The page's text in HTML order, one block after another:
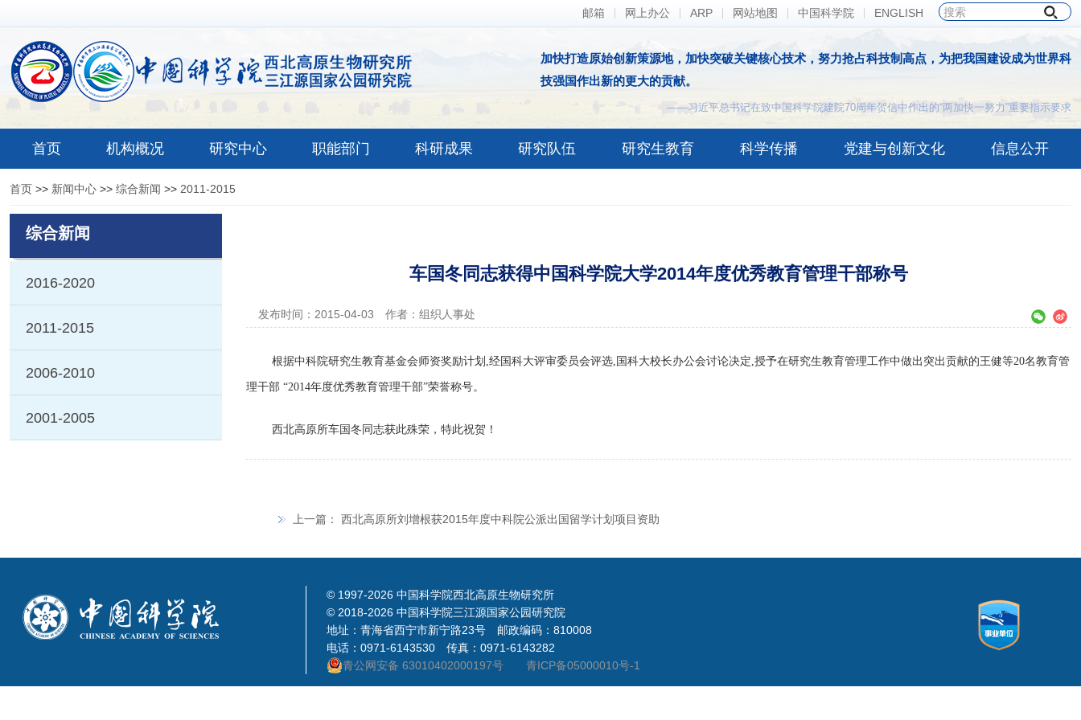
邮箱 网上办公 ARP 网站地图 中国科学院 ENGLISH
加快打造原始创新策源地，加快突破关键核心技术，努力抢占科技制高点，为把我国建设成为世界科
技强国作出新的更大的贡献。
——习近平总书记在致中国科学院建院70周年贺信中作出的“两加快一努力”重要指示要求
首页 机构概况 研究中心 职能部门 科研成果 研究队伍 研究生教育 科学传播 党建与创新文化 信息公开
首页 >> 新闻中心 >> 综合新闻 >> 2011-2015
综合新闻
2016-2020
2011-2015
2006-2010
2001-2005
车国冬同志获得中国科学院大学2014年度优秀教育管理干部称号
发布时间：2015-04-03 作者：组织人事处
根据中科院研究生教育基金会师资奖励计划 ,经国科大评审委员会评选, 国科大校长办公会讨论决定,授予在研究生教育管理工作中做出突出贡献的王健等20名教育管
理干部 “2014年度优秀教育管理干部”荣誉称号。
西北高原所车国冬同志获此殊荣，特此祝贺！
上一篇： 西北高原所刘增根获2015年度中科院公派出国留学计划项目资助
© 1997-2026 中国科学院西北高原生物研究所
© 2018-2026 中国科学院三江源国家公园研究院
地址：青海省西宁市新宁路23号 邮政编码：810008
电话：0971-6143530 传真：0971-6143282
青公网安备 63010402000197号
青ICP备05000010号-1